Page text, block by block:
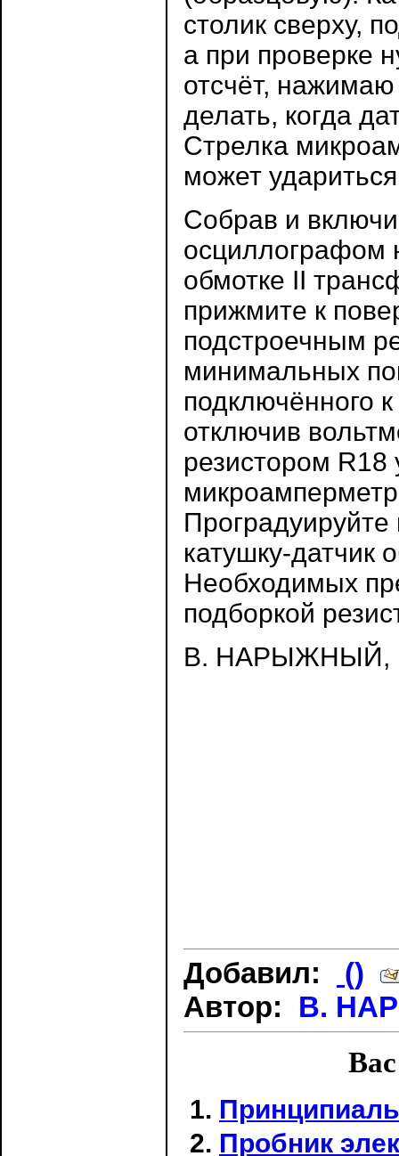
столик сверху,
а при проверке
отсчёт, нажимаю
делать, когда
Стрелка
может
Собрав и
осциллографом
обмотке II
прижмите к
подстроечным
минимальных
подключённого
отключив
резистором R18
катушку-датчик
Необходимых
подборкой
В. НАРЫЖНЫЙ, г.
Добавил:
()
Автор: В.
Пробник